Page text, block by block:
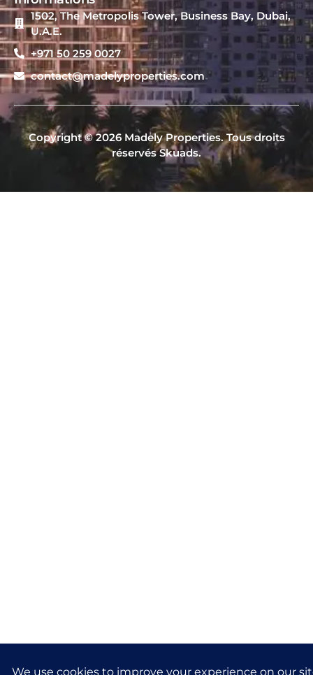
1502, The Metropolis Tower, Business Bay, Dubai,
U.A.E.
+971 50 259 0027
contact@madelyproperties.com
Copyright © 2026 Madely Properties. Tous droits
réservés Skuads.